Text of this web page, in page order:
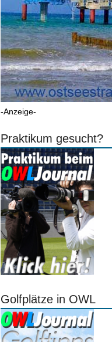
-Anzeige-
Praktikum gesucht?
Golfplätze in OWL